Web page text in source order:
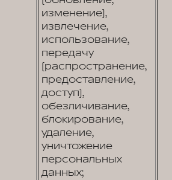
изменение),
извлечение,
использование,
передачу
(распространение,
предоставление,
доступ),
обезличивание,
блокирование,
удаление,
уничтожение
персональных
данных;